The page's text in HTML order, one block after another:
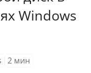
Windows
2 мин